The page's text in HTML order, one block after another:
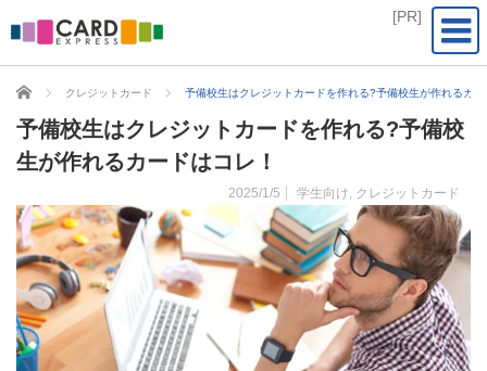
CARD EXPRESSクレジットカード 予備校生はクレジットカードを作れる?予備校生が作れるカ
予備校生はクレジットカードを作れる?予備校
生が作れるカードはコレ！
2025/1/5 学生向け, クレジットカード